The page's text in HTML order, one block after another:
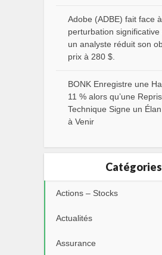
Adobe (ADBE) fait face
perturbation significative
un analyste réduit son
prix à 280 $.
BONK Enregistre une
11 % alors qu’une
Technique Signe un
à Venir
Catégories
Actions – Stocks
Actualités
Assurance